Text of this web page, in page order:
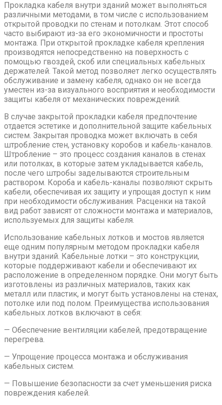
Прокладка кабеля внутри зданий может выполняться
различными методами, в том числе с использованием
открытой проводки по стенам и потолкам. Этот способ
часто выбирают из-за его экономичности и простоты
монтажа. При открытой прокладке кабеля крепления
производятся непосредственно на поверхность с
помощью гвоздей, скоб или специальных кабельных
держателей. Такой метод позволяет легко осуществлять
обслуживание и замену кабеля, однако он не всегда
уместен из-за визуального восприятия и необходимости
защиты кабеля от механических повреждений.
В случае закрытой прокладки кабеля предпочтение
отдается эстетике и дополнительной защите кабельных
систем. Закрытая проводка может включать в себя
штробление стен, установку коробов и кабель-каналов.
Штробление – это процесс создания каналов в стенах
или потолках, в которые затем укладывается кабель,
после чего штробы заделываются строительным
раствором. Короба и кабель-каналы позволяют скрыть
кабели, обеспечивая их защиту и упрощая доступ к ним
при необходимости обслуживания. Расценки на такой
вид работ зависят от сложности монтажа и материалов,
используемых для защиты кабеля.
Использование кабельных лотков и мостов является
еще одним популярным методом прокладки кабеля
внутри зданий. Кабельные лотки – это конструкции,
которые поддерживают кабели и обеспечивают их
расположение в определенном порядке. Они могут быть
изготовлены из различных материалов, таких как
металл или пластик, и могут быть установлены на стенах,
потолке или под полом. Преимущества использования
кабельных лотков включают в себя:
— Обеспечение вентиляции кабелей, предотвращение
перегрева.
— Упрощение процесса монтажа и обслуживания
кабельных систем.
— Повышение безопасности за счет уменьшения риска
повреждения кабелей.